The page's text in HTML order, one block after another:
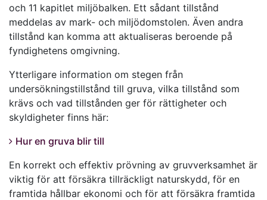
och 11 kapitlet miljöbalken. Ett sådant tillstånd
meddelas av mark- och miljödomstolen. Även andra
tillstånd kan komma att aktualiseras beroende på
fyndighetens omgivning.
Ytterligare information om stegen från
undersökningstillstånd till gruva, vilka tillstånd som
krävs och vad tillstånden ger för rättigheter och
skyldigheter finns här:
Hur en gruva blir till
En korrekt och effektiv prövning av gruvverksamhet är
viktig för att försäkra tillräckligt naturskydd, för en
framtida hållbar ekonomi och för att försäkra framtida